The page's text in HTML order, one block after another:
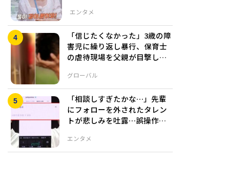
エンタメ
グローバル
「信じたくなかった」3歳の障
害児に繰り返し暴行、保育士
の虐待現場を父親が目撃し撮
エンタメ
「相談しすぎたかな…」先輩
にフォローを外されたタレン
トが悲しみを吐露…誤操作